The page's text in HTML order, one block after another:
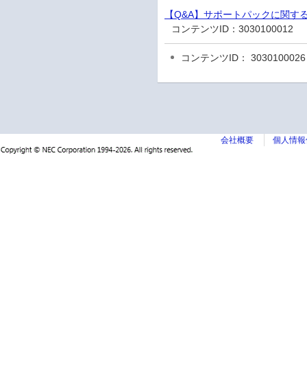
【Q&A】サポートパックに関す
コンテンツID：3030100012
コンテンツID： 3030100026
会社概要 個人情